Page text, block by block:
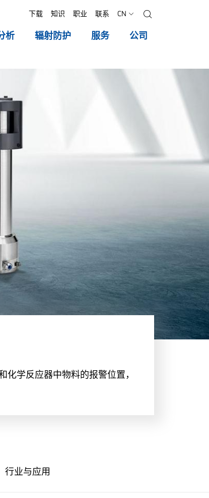
下载 知识 职业 联系 CN
析 辐射防护 服务 公司
化学反应器中物料的报警位置，
行业与应用